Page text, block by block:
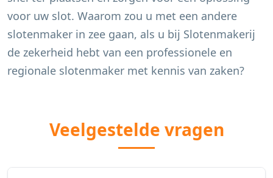
voor uw slot. Waarom zou u met een andere
slotenmaker in zee gaan, als u bij Slotenmakerij
de zekerheid hebt van een professionele en
regionale slotenmaker met kennis van zaken?
Veelgestelde vragen